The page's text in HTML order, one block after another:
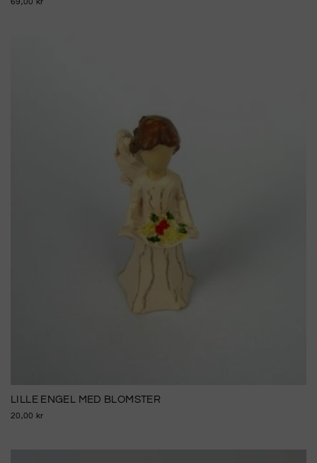
LILLE ENGEL MED BLOMSTER
20,00 kr